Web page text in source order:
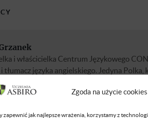
Zgoda na użycie cookies
zapewnić jak najlepsze wrażenia, korzystamy z
i właścicielka Centrum Językowego
tłumacz języka angielskiego. Jedyna
Mentalnej przyznany w Chiba w Japonii
i współtwórczynią
Integrated Learning) Business - nowej